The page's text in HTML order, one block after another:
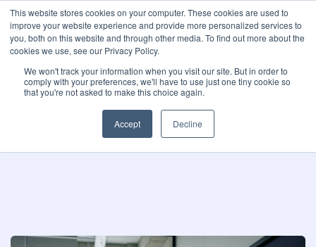
This website stores cookies on your computer. These cookies are used to
improve your website experience and provide more personalized services to
you, both on this website and through other media. To find out more about the
cookies we use, see our Privacy Policy.
We won't track your information when you visit our site. But in order to
comply with your preferences, we'll have to use just one tiny cookie so
that you're not asked to make this choice again.
Accept Decline
Performance achat